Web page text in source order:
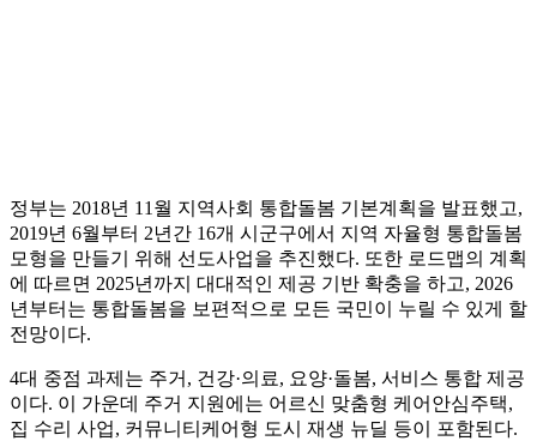
정부는 2018년 11월 지역사회 통합돌봄 기본계획을 발표했고,
2019년 6월부터 2년간 16개 시군구에서 지역 자율형 통합돌봄
모형을 만들기 위해 선도사업을 추진했다. 또한 로드맵의 계획
에 따르면 2025년까지 대대적인 제공 기반 확충을 하고, 2026
년부터는 통합돌봄을 보편적으로 모든 국민이 누릴 수 있게 할
전망이다.
4대 중점 과제는 주거, 건강·의료, 요양·돌봄, 서비스 통합 제공
이다. 이 가운데 주거 지원에는 어르신 맞춤형 케어안심주택,
집 수리 사업, 커뮤니티케어형 도시 재생 뉴딜 등이 포함된다.